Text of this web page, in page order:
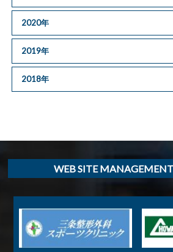
2020年
2019年
2018年
WEB SITE